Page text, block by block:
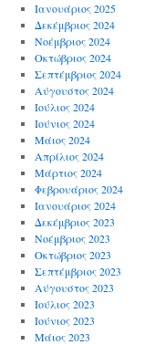
Ιανουάριος 2025
Δεκέμβριος 2024
Νοέμβριος 2024
Οκτώβριος 2024
Σεπτέμβριος 2024
Αύγουστος 2024
Ιούλιος 2024
Ιούνιος 2024
Μάιος 2024
Απρίλιος 2024
Μάρτιος 2024
Φεβρουάριος 2024
Ιανουάριος 2024
Δεκέμβριος 2023
Νοέμβριος 2023
Οκτώβριος 2023
Σεπτέμβριος 2023
Αύγουστος 2023
Ιούλιος 2023
Ιούνιος 2023
Μάιος 2023